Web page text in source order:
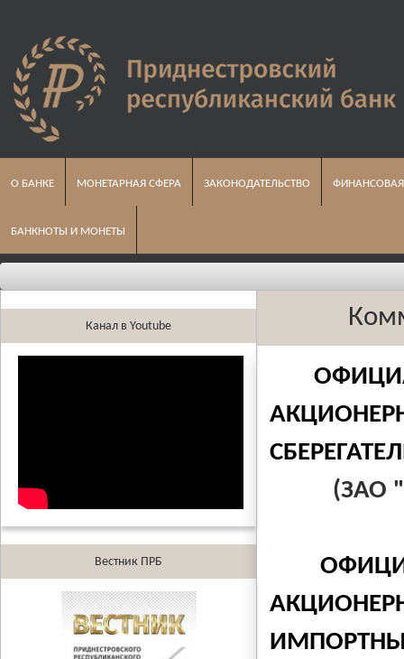
О БАНКЕ МОНЕТАРНАЯ СФЕРА ЗАКОНОДАТЕЛЬСТВО
БАНКНОТЫ И МОНЕТЫ
Канал в Youtube
Вестник ПРБ
(ЗАО